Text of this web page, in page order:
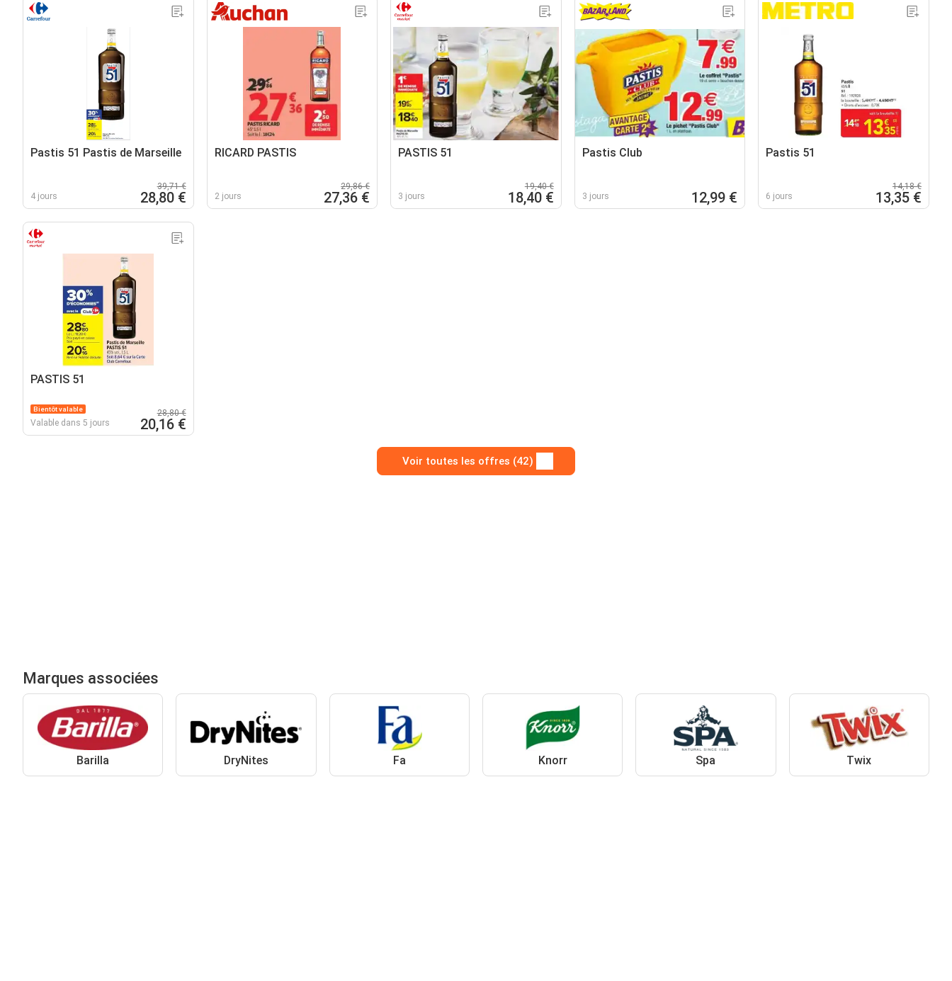
Pastis 51 Pastis de Marseille
4 jours
39,71 €
28,80 €
RICARD PASTIS
2 jours
29,86 €
27,36 €
PASTIS 51
3 jours
19,40 €
18,40 €
Pastis Club
3 jours 12,99 €
Pastis 51
6 jours
14,18 €
13,35 €
PASTIS 51
Bientôt valable
Valable dans 5 jours
28,80 €
20,16 €
Voir toutes les offres (42)
Marques associées
Barilla DryNites Fa Knorr Spa Twix